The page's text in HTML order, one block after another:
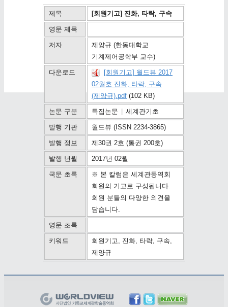
제목 [회원기고] 진화, 타락, 구속
영문 제목
저자
제양규 (한동대학교
기계제어공학부 교수)
다운로드
[회원기고] 월드뷰 2017
02월호 진화, 타락, 구속
(제양규).pdf (102 KB)
논문 구분 특집논문 세계관기초
발행 기관 월드뷰 (ISSN 2234-3865)
발행 정보 제30권 2호 (통권 200호)
발행 년월 2017년 02월
국문 초록
※ 본 칼럼은 세계관동역회
회원의 기고로 구성됩니다.
회원 분들의 다양한 의견을
담습니다.
영문 초록
키워드
회원기고, 진화, 타락, 구속,
제양규